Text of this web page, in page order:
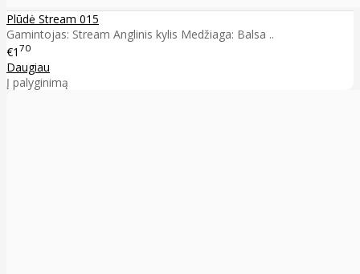
Plūdė Stream 015
Gamintojas: Stream Anglinis kylis Medžiaga: Balsa ..
€1 70
Daugiau
Į palyginimą